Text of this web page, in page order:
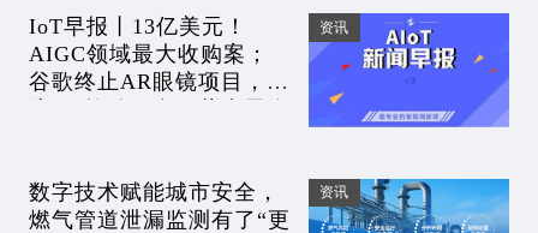
IoT早报丨13亿美元！
AIGC领域最大收购案；
谷歌终止AR眼镜项目，专
资讯
数字技术赋能城市安全，
燃气管道泄漏监测有了“更
资讯